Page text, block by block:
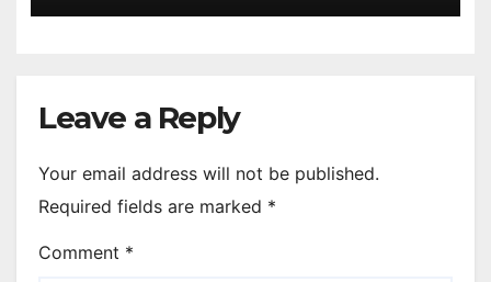
Leave a Reply
Your email address will not be published.
Required fields are marked *
Comment *